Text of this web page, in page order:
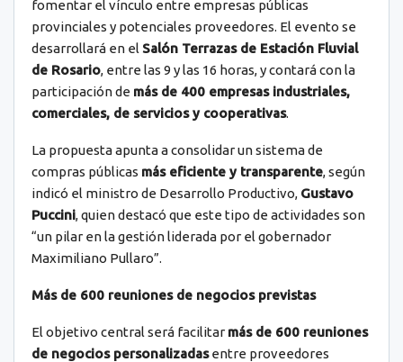
fomentar el vínculo entre empresas públicas
provinciales y potenciales proveedores. El evento se
desarrollará en el Salón Terrazas de Estación Fluvial
de Rosario, entre las 9 y las 16 horas, y contará con la
participación de más de 400 empresas industriales,
comerciales, de servicios y cooperativas.
La propuesta apunta a consolidar un sistema de
compras públicas más eficiente y transparente, según
indicó el ministro de Desarrollo Productivo, Gustavo
Puccini, quien destacó que este tipo de actividades son
“un pilar en la gestión liderada por el gobernador
Maximiliano Pullaro”.
Más de 600 reuniones de negocios previstas
El objetivo central será facilitar más de 600 reuniones
de negocios personalizadasentre proveedores